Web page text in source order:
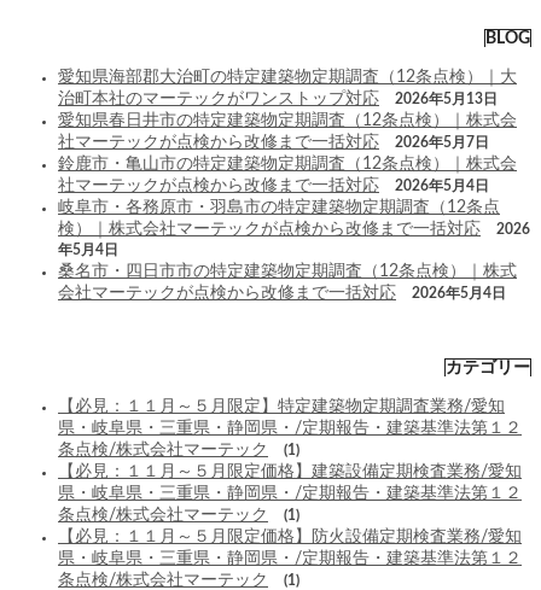
BLOG
愛知県海部郡大治町の特定建築物定期調査（12条点検）｜大
治町本社のマーテックがワンストップ対応
2026年5月13日
愛知県春日井市の特定建築物定期調査（12条点検）｜株式会
社マーテックが点検から改修まで一括対応
2026年5月7日
鈴鹿市・亀山市の特定建築物定期調査（12条点検）｜株式会
社マーテックが点検から改修まで一括対応
2026年5月4日
岐阜市・各務原市・羽島市の特定建築物定期調査（12条点
検）｜株式会社マーテックが点検から改修まで一括対応
2026
年5月4日
桑名市・四日市市の特定建築物定期調査（12条点検）｜株式
会社マーテックが点検から改修まで一括対応
2026年5月4日
カテゴリー
【必見：１１月～５月限定】特定建築物定期調査業務/愛知
県・岐阜県・三重県・静岡県・/定期報告・建築基準法第１２
条点検/株式会社マーテック
(1)
【必見：１１月～５月限定価格】建築設備定期検査業務/愛知
県・岐阜県・三重県・静岡県・/定期報告・建築基準法第１２
条点検/株式会社マーテック
(1)
【必見：１１月～５月限定価格】防火設備定期検査業務/愛知
県・岐阜県・三重県・静岡県・/定期報告・建築基準法第１２
条点検/株式会社マーテック
(1)